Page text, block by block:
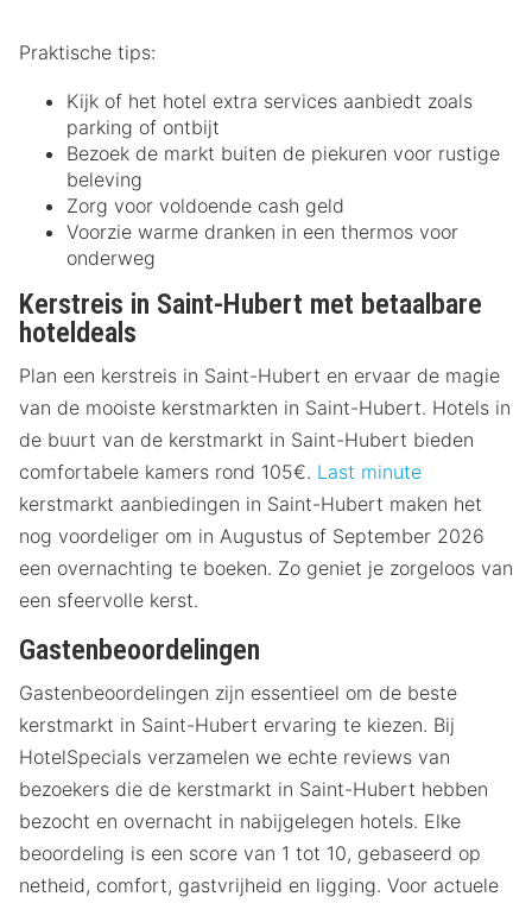
Praktische tips:
Kijk of het hotel extra services aanbiedt zoals
parking of ontbijt
Bezoek de markt buiten de piekuren voor rustige
beleving
Zorg voor voldoende cash geld
Voorzie warme dranken in een thermos voor
onderweg
Kerstreis in Saint-Hubert met betaalbare
hoteldeals
Plan een kerstreis in Saint-Hubert en ervaar de magie
van de mooiste kerstmarkten in Saint-Hubert. Hotels in
de buurt van de kerstmarkt in Saint-Hubert bieden
comfortabele kamers rond 105€. Last minute
kerstmarkt aanbiedingen in Saint-Hubert maken het
nog voordeliger om in Augustus of September 2026
een overnachting te boeken. Zo geniet je zorgeloos van
een sfeervolle kerst.
Gastenbeoordelingen
Gastenbeoordelingen zijn essentieel om de beste
kerstmarkt in Saint-Hubert ervaring te kiezen. Bij
HotelSpecials verzamelen we echte reviews van
bezoekers die de kerstmarkt in Saint-Hubert hebben
bezocht en overnacht in nabijgelegen hotels. Elke
beoordeling is een score van 1 tot 10, gebaseerd op
netheid, comfort, gastvrijheid en ligging. Voor actuele